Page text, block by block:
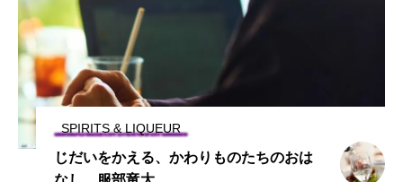
SPIRITS & LIQUEUR
じだいをかえる、かわりものたちのおは